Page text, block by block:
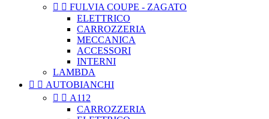
  FULVIA COUPE - ZAGATO
ELETTRICO
CARROZZERIA
MECCANICA
ACCESSORI
INTERNI
LAMBDA
  AUTOBIANCHI
  A112
CARROZZERIA